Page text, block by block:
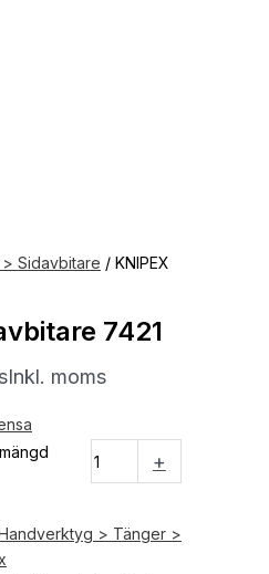
Sidavbitare / KNIPEX
7421
Inkl. moms
+
> Tänger >